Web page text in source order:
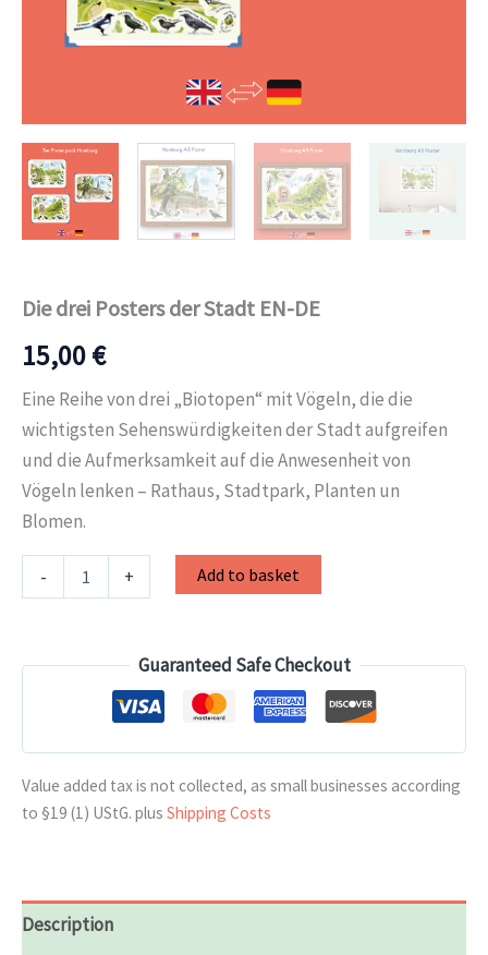
Die drei Posters der Stadt EN-DE
15,00€
Eine Reihe von drei „Biotopen“ mit Vögeln, die die
wichtigsten Sehenswürdigkeiten der Stadt aufgreifen
und die Aufmerksamkeit auf die Anwesenheit von
Vögeln lenken – Rathaus, Stadtpark, Planten un
Blomen.
-
EN-
+ Add to basket
Guaranteed Safe Checkout
Value added tax is not collected, as small businesses according
to §19 (1) UStG. plus Shipping Costs
Description